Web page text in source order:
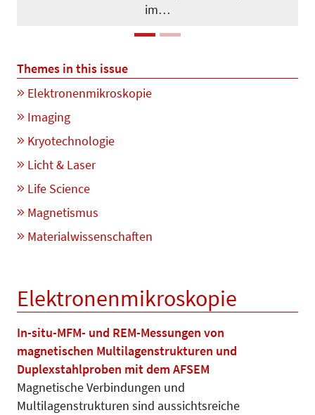
im…
Themes in this issue
Elektronenmikroskopie
Imaging
Kryotechnologie
Licht & Laser
Life Science
Magnetismus
Materialwissenschaften
Elektronenmikroskopie
In-situ-MFM- und REM-Messungen von
magnetischen Multilagenstrukturen und
Duplexstahlproben mit dem AFSEM
Magnetische Verbindungen und
Multilagenstrukturen sind aussichtsreiche